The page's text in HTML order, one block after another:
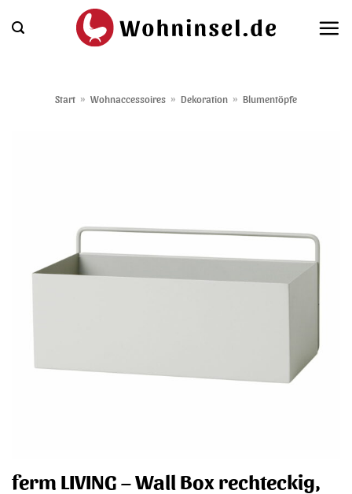
Inhalt
Start » Wohnaccessoires » Dekoration » Blumentöpfe
ferm LIVING – Wall Box rechteckig,